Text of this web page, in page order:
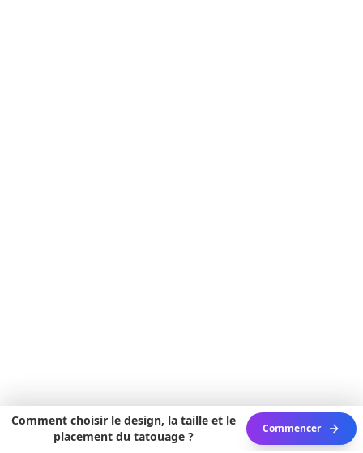
Comment choisir le design, la taille et le
placement du tatouage ?
Commencer